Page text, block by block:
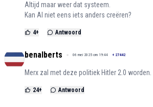
Altijd maar weer dat systeem.
Kan AI niet eens iets anders creëren?
4+ Antwoord
benalberts 06 mei 2025 om 19:44 + 27442
Merx zal met deze politiek Hitler 2.0
24+ Antwoord